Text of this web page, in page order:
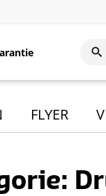
FLYER